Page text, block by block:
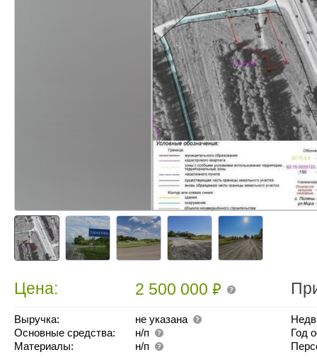
Цена: 2 500 000₽
Выручка:
не указана
Основные средства:
н/п
Материалы:
н/п
Год